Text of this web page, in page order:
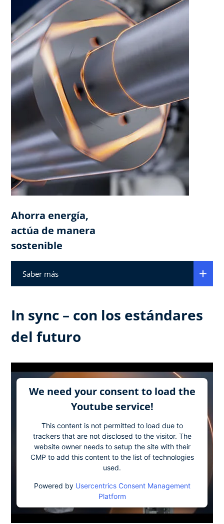
Ahorra energía,
actúa de manera
sostenible
Saber más
In sync – con los estándares
del futuro
We need your consent to load the
Youtube service!
This content is not permitted to load due to
trackers that are not disclosed to the visitor. The
website owner needs to setup the site with their
CMP to add this content to the list of technologies
used.
Powered by Usercentrics Consent Management
Platform